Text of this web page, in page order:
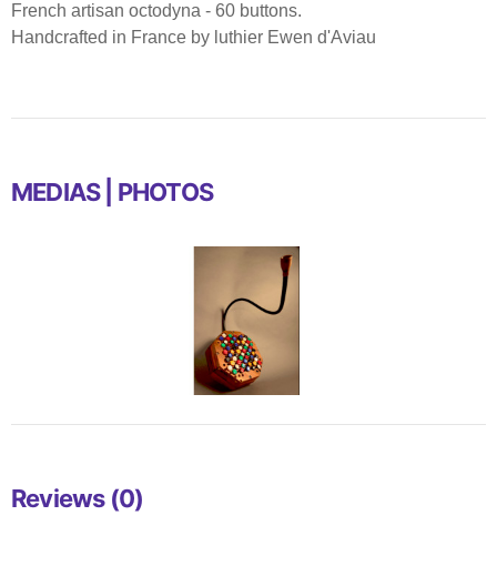
French artisan octodyna - 60 buttons.
Handcrafted in France by luthier Ewen d'Aviau
MEDIAS | PHOTOS
Reviews (0)